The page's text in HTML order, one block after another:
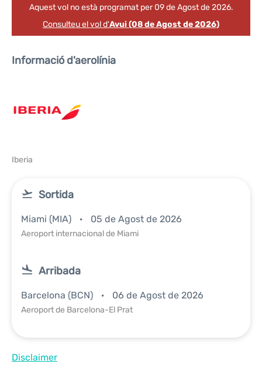
Aquest vol no està programat per 09 de Agost de 2026.
Consulteu el vol d'Avui (08 de Agost de 2026)
Informació d'aerolínia
Iberia
Sortida
Miami (MIA) 05 de Agost de 2026
Aeroport internacional de Miami
Arribada
Barcelona (BCN) 06 de Agost de 2026
Aeroport de Barcelona-El Prat
Disclaimer